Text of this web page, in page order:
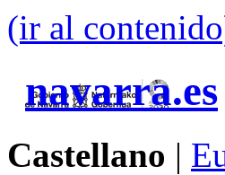
(ir al
navarra.es
Castellano |